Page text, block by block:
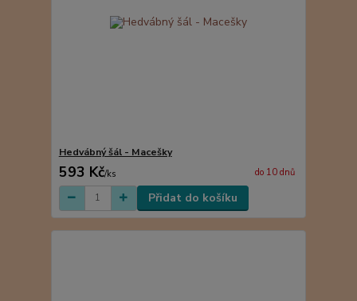
Hedvábný šál - Macešky
593 Kč/ks do 10 dnů
Přidat do košíku